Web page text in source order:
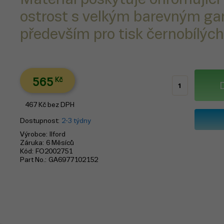
ostrost s velkým barevným
především pro tisk
565 Kč
467 Kč bez DPH
Dostupnost 2-3 týdny
Výrobce
Ilford
Záruka 6 Měsíců
Kód
FO2002751
Part No. GA6977102152